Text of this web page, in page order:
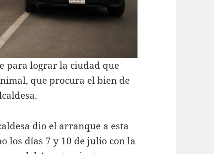
para lograr la ciudad que
que procura el bien de
dio el arranque a esta
los días 7 y 10 de julio con la